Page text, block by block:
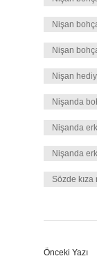
Nişan
Nişan
Nişan
Nişanda
Nişanda
Nişanda
Sözde kıza
Önceki Yazı